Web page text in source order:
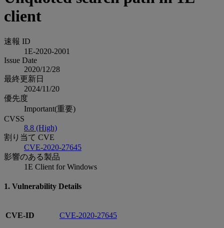
client
速報 ID
1E-2020-2001
Issue Date
2020/12/28
最終更新日
2024/11/20
優先度
Important(重要)
CVSS
8.8 (High)
割り当て CVE
CVE-2020-27645
影響のある製品
1E Client for Windows
1. Vulnerability Details
CVE-ID CVE-2020-27645